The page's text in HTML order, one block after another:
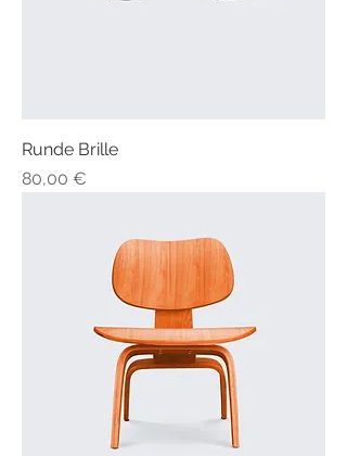
Runde Brille
Preis
80,00 €